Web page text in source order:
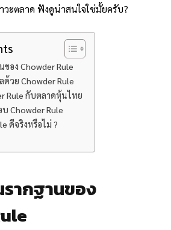
ะตลาด ฟังดูน่าสนใจใช่มั้ยครับ?
อง Chowder Rule
วย Chowder Rule
Rule กับตลาดหุ้นไทย
Chowder Rule
ดีจริงหรือไม่ ?
ากฐานของ